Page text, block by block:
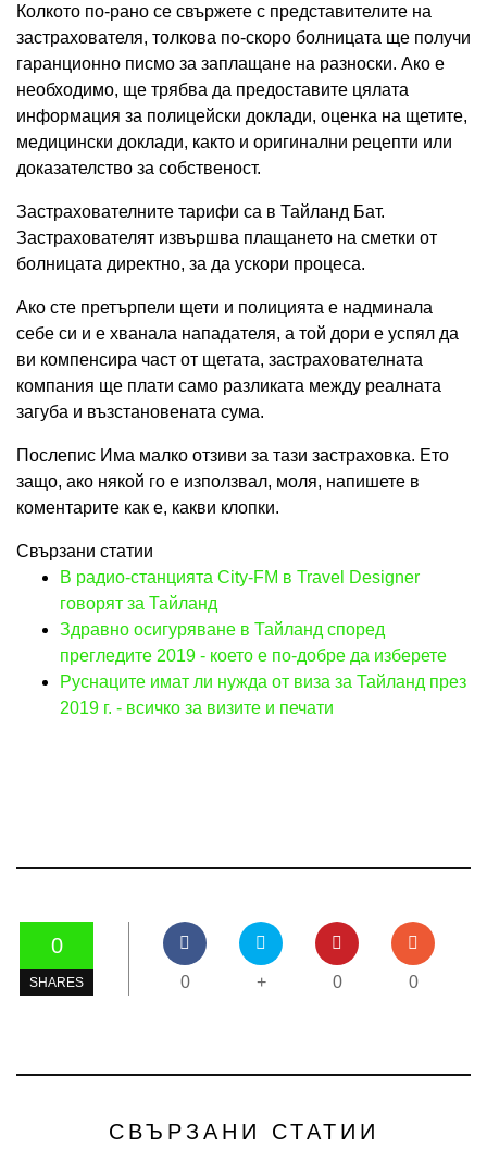
Колкото по-рано се свържете с представителите на
застрахователя, толкова по-скоро болницата ще получи
гаранционно писмо за заплащане на разноски. Ако е
необходимо, ще трябва да предоставите цялата
информация за полицейски доклади, оценка на щетите,
медицински доклади, както и оригинални рецепти или
доказателство за собственост.
Застрахователните тарифи са в Тайланд Бат.
Застрахователят извършва плащането на сметки от
болницата директно, за да ускори процеса.
Ако сте претърпели щети и полицията е надминала
себе си и е хванала нападателя, а той дори е успял да
ви компенсира част от щетата, застрахователната
компания ще плати само разликата между реалната
загуба и възстановената сума.
Послепис Има малко отзиви за тази застраховка. Ето
защо, ако някой го е използвал, моля, напишете в
коментарите как е, какви клопки.
Свързани статии
В радио-станцията City-FM в Travel Designer
говорят за Тайланд
Здравно осигуряване в Тайланд според
прегледите 2019 - което е по-добре да изберете
Руснаците имат ли нужда от виза за Тайланд през
2019 г. - всичко за визите и печати
0
SHARES 0 + 0 0
СВЪРЗАНИ СТАТИИ